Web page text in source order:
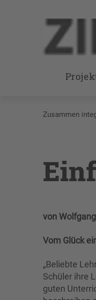
Zusammen
von
Vom Glück
„Beliebte
Schüler ihre
guten